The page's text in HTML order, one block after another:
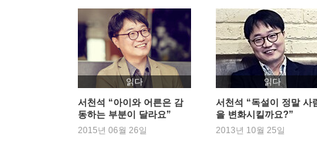
읽다
서천석 “아이와 어른은 감
동하는 부분이 달라요”
2015년 06월 26일
읽다
서천석 “독설이 정말 사
을 변화시킬까요?”
2013년 10월 25일